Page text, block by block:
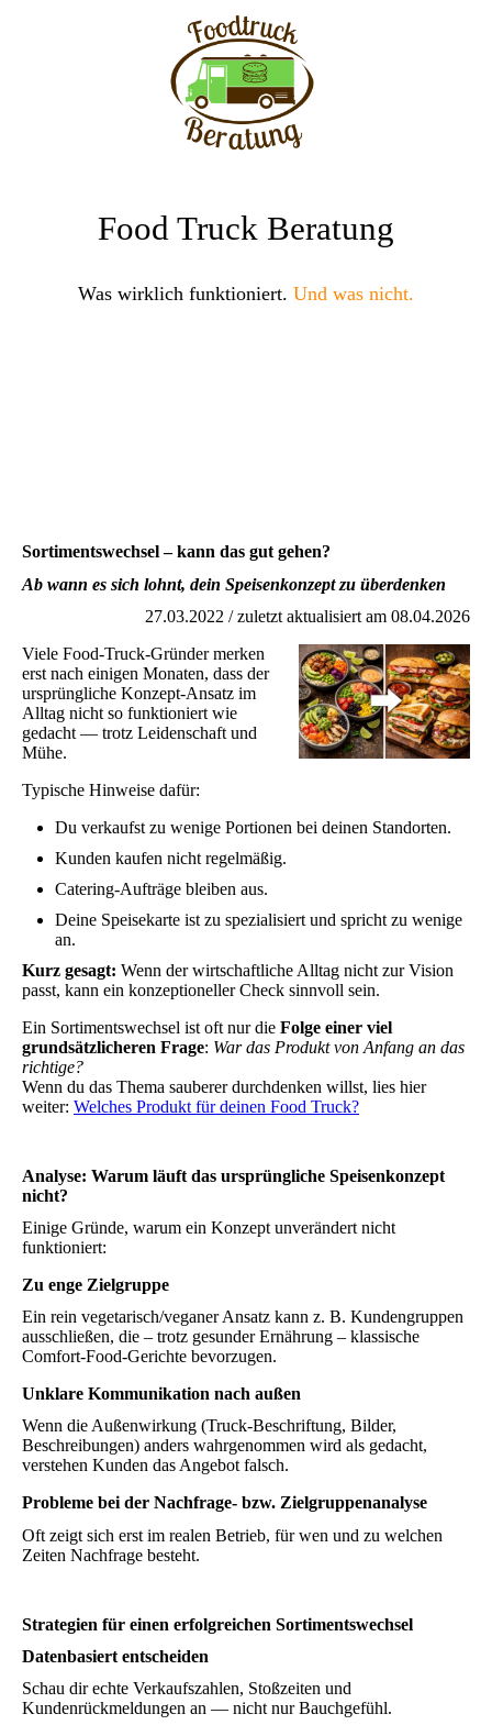
Food Truck Beratung
Was wirklich funktioniert. Und was nicht.
Sortimentswechsel – kann das gut gehen?
Ab wann es sich lohnt, dein Speisenkonzept zu überdenken
27.03.2022 / zuletzt aktualisiert am 08.04.2026
Viele Food-Truck-Gründer merken
erst nach einigen Monaten, dass der
ursprüngliche Konzept-Ansatz im
Alltag nicht so funktioniert wie
gedacht — trotz Leidenschaft und
Mühe.
Typische Hinweise dafür:
Du verkaufst zu wenige Portionen bei deinen Standorten.
Kunden kaufen nicht regelmäßig.
Catering-Aufträge bleiben aus.
Deine Speisekarte ist zu spezialisiert und spricht zu wenige
an.
Kurz gesagt: Wenn der wirtschaftliche Alltag nicht zur Vision
passt, kann ein konzeptioneller Check sinnvoll sein.
Ein Sortimentswechsel ist oft nur die Folge einer viel
grundsätzlicheren Frage: War das Produkt von Anfang an das
richtige?
Wenn du das Thema sauberer durchdenken willst, lies hier
weiter: Welches Produkt für deinen Food Truck?
Analyse: Warum läuft das ursprüngliche Speisenkonzept
nicht?
Einige Gründe, warum ein Konzept unverändert nicht
funktioniert:
Zu enge Zielgruppe
Ein rein vegetarisch/veganer Ansatz kann z. B. Kundengruppen
ausschließen, die – trotz gesunder Ernährung – klassische
Comfort-Food-Gerichte bevorzugen.
Unklare Kommunikation nach außen
Wenn die Außenwirkung (Truck-Beschriftung, Bilder,
Beschreibungen) anders wahrgenommen wird als gedacht,
verstehen Kunden das Angebot falsch.
Probleme bei der Nachfrage- bzw. Zielgruppenanalyse
Oft zeigt sich erst im realen Betrieb, für wen und zu welchen
Zeiten Nachfrage besteht.
Strategien für einen erfolgreichen Sortimentswechsel
Datenbasiert entscheiden
Schau dir echte Verkaufszahlen, Stoßzeiten und
Kundenrückmeldungen an — nicht nur Bauchgefühl.